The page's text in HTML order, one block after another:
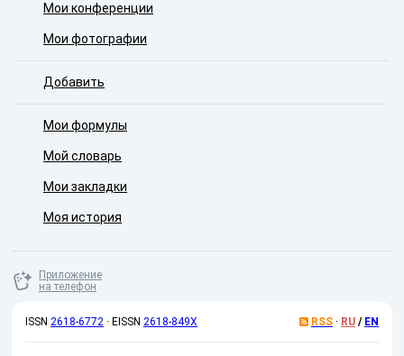
Мои конференции
Мои фотографии
Добавить
Мои формулы
Мой словарь
Мои закладки
Моя история
Приложение
на телефон
ISSN 2618-6772 · EISSN 2618-849X RSS · RU / EN